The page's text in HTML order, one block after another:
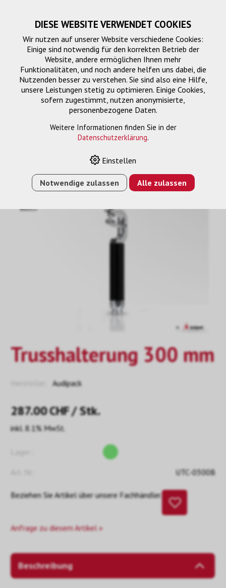
Montagelösung
MONTAGELÖSUNG
300 MM
Trusshalterung 300 mm
Audipack
287.00CHF/ Stk.
inkl. 8.1% MwSt.
UTC-0300B
Beziehen Sie Artikel über unsere Fachhändler.
Anfrage zu diesem Artikel »
Beschreibung
DIESE WEBSITE VERWENDET COOKIES
Wir nutzen auf unserer Website verschiedene Cookies:
Einige sind notwendig für den korrekten Betrieb der
Website, andere ermöglichen Ihnen mehr
Funktionalitäten, und noch andere helfen uns dabei, die
Nutzenden besser zu verstehen. Sie sind also eine Hilfe,
unsere Leistungen stetig zu optimieren. Einige Cookies,
sofern zugestimmt, nutzen anonymisierte,
personenbezogene Daten.
Weitere Informationen finden Sie in der
Datenschutzerklärung.
Einstellen
Notwendige zulassen Alle zulassen